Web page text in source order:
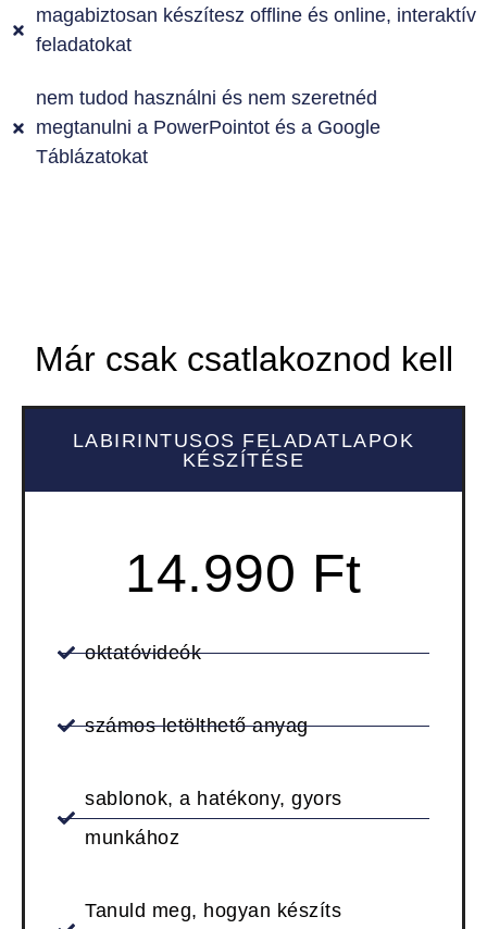
magabiztosan készítesz offline és online, interaktív
feladatokat
nem tudod használni és nem szeretnéd
megtanulni a PowerPointot és a Google
Táblázatokat
Már csak csatlakoznod kell
LABIRINTUSOS FELADATLAPOK
KÉSZÍTÉSE
14.990 Ft
oktatóvideók
számos letölthető anyag
sablonok, a hatékony, gyors
munkához
Tanuld meg, hogyan készíts